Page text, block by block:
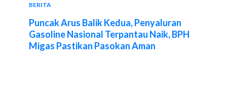
BERITA
Puncak Arus Balik Kedua, Penyaluran
Gasoline Nasional Terpantau Naik, BPH
Migas Pastikan Pasokan Aman